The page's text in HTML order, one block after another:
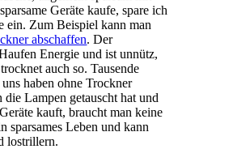
Geräte kaufe, spare ich
ein. Zum Beispiel kann man
abschaffen. Der
Energie und ist unnütz,
auch so. Tausende
haben ohne Trockner
die Lampen getauscht hat und
kauft, braucht man keine
sparsames Leben und kann
lostrillern.